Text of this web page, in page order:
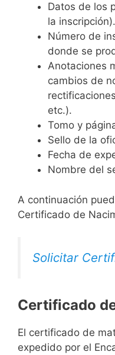
Datos de los
la inscripción).
Número de
donde se
Anotaciones
cambios de
etc.).
Tomo y
Sello de la
Fecha de
Nombre del
A continuación
Certificado de
Solicitar
Certificado
El certificado de
expedido por el